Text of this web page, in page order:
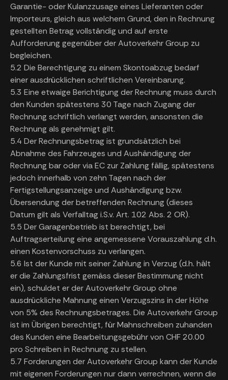
Garantie- oder Kulanzzusage eines Lieferanten oder
Importeurs, gleich aus welchem Grund, den in Rechnung
gestellten Betrag vollständig und auf erste
Aufforderung gegenüber der Autoverkehr Group zu
begleichen.
5.2 Die Berechtigung zu einem Skontoabzug bedarf
einer ausdrücklichen schriftlichen Vereinbarung.
5.3 Eine etwaige Berichtigung der Rechnung muss durch
den Kunden spätestens 30 Tage nach Zugang der
Rechnung schriftlich verlangt werden, ansonsten die
Rechnung als genehmigt gilt.
5.4 Der Rechnungsbetrag ist grundsätzlich bei
Abnahme des Fahrzeuges und Aushändigung der
Rechnung bar oder via EC zur Zahlung fällig, spätestens
jedoch innerhalb von zehn Tagen nach der
Fertigstellungsanzeige und Aushändigung bzw.
Übersendung der betreffenden Rechnung (dieses
Datum gilt als Verfalltag i.S.v. Art. 102 Abs. 2 OR).
5.5 Der Garagenbetrieb ist berechtigt, bei
Auftragserteilung eine angemessene Vorauszahlung d.h.
einen Kostenvorschuss zu verlangen.
5.6 Ist der Kunde mit seiner Zahlung in Verzug (d.h. hält
er die Zahlungsfrist gemäss dieser Bestimmung nicht
ein), schuldet er der Autoverkehr Group ohne
ausdrückliche Mahnung einen Verzugszins in der Höhe
von 5% des Rechnungsbetrages. Die Autoverkehr Group
ist im Übrigen berechtigt, für Mahnschreiben zuhanden
des Kunden eine Bearbeitungsgebühr von CHF 20.00
pro Schreiben in Rechnung zu stellen.
5.7 Forderungen der Autoverkehr Group kann der Kunde
mit eigenen Forderungen nur dann verrechnen, wenn die